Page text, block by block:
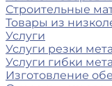
Строительные
Товары из
Услуги
Услуги резки
Услуги гибки
Изготовление